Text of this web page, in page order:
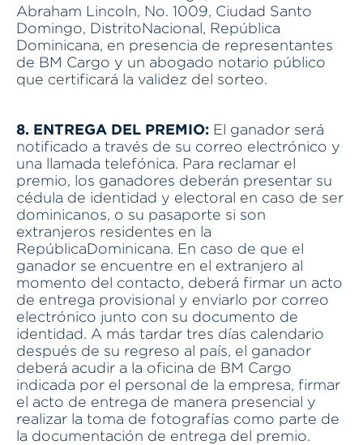
Abraham Lincoln, No. 1009, Ciudad Santo
Domingo, DistritoNacional, República
Dominicana, en presencia de representantes
de BM Cargo y un abogado notario público
que certificará la validez del sorteo.
8. ENTREGA DEL PREMIO: El ganador será
notificado a través de su correo electrónico y
una llamada telefónica. Para reclamar el
premio, los ganadores deberán presentar su
cédula de identidad y electoral en caso de ser
dominicanos, o su pasaporte si son
extranjeros residentes en la
RepúblicaDominicana. En caso de que el
ganador se encuentre en el extranjero al
momento del contacto, deberá firmar un acto
de entrega provisional y enviarlo por correo
electrónico junto con su documento de
identidad. A más tardar tres días calendario
después de su regreso al país, el ganador
deberá acudir a la oficina de BM Cargo
indicada por el personal de la empresa, firmar
el acto de entrega de manera presencial y
realizar la toma de fotografías como parte de
la documentación de entrega del premio.